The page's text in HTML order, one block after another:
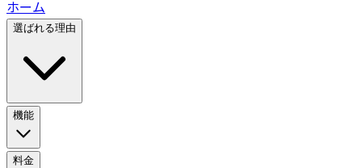
ホーム
選ばれる理由
機能
料金